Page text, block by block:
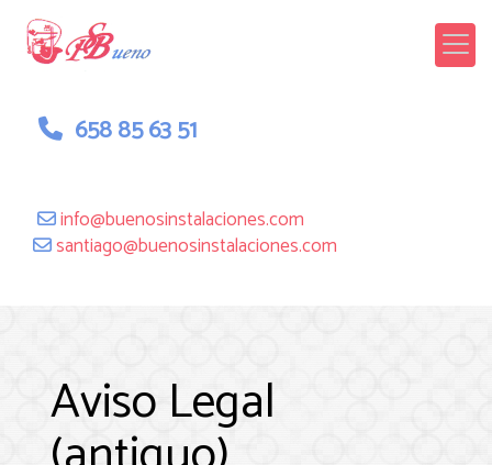
658 85 63 51
info buenosinstalaciones.com
santiago buenosinstalaciones.com
Aviso Legal